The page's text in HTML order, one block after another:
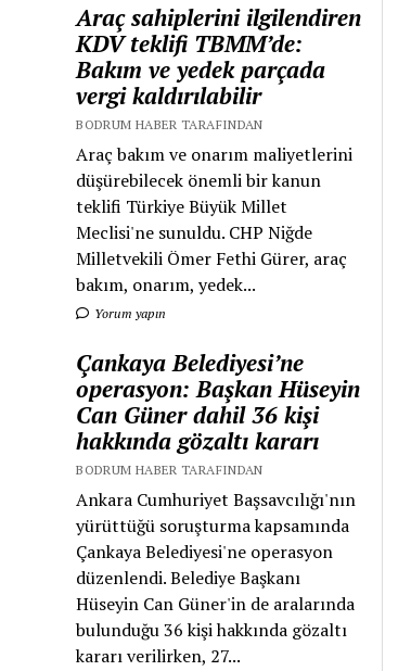
Araç sahiplerini ilgilendiren
KDV teklifi TBMM’de:
Bakım ve yedek parçada
vergi kaldırılabilir
BODRUM HABER TARAFINDAN
Araç bakım ve onarım maliyetlerini
düşürebilecek önemli bir kanun
teklifi Türkiye Büyük Millet
Meclisi'ne sunuldu. CHP Niğde
Milletvekili Ömer Fethi Gürer, araç
bakım, onarım, yedek...
Yorum yapın
Çankaya Belediyesi’ne
operasyon: Başkan Hüseyin
Can Güner dahil 36 kişi
hakkında gözaltı kararı
BODRUM HABER TARAFINDAN
Ankara Cumhuriyet Başsavcılığı'nın
yürüttüğü soruşturma kapsamında
Çankaya Belediyesi'ne operasyon
düzenlendi. Belediye Başkanı
Hüseyin Can Güner'in de aralarında
bulunduğu 36 kişi hakkında gözaltı
kararı verilirken, 27...